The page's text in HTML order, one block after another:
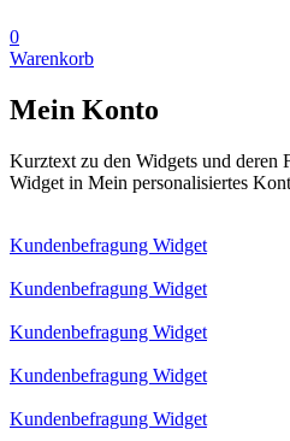
0
Warenkorb
Mein Konto
Kurztext zu den Widgets und deren
Widget in Mein personalisiertes
Kundenbefragung Widget
Kundenbefragung Widget
Kundenbefragung Widget
Kundenbefragung Widget
Kundenbefragung Widget